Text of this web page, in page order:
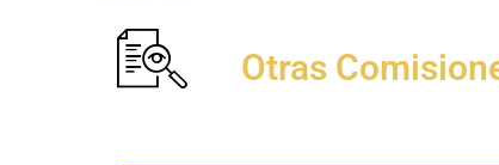
Otras